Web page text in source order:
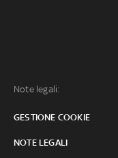
Note legali:
GESTIONE COOKIE
NOTE LEGALI